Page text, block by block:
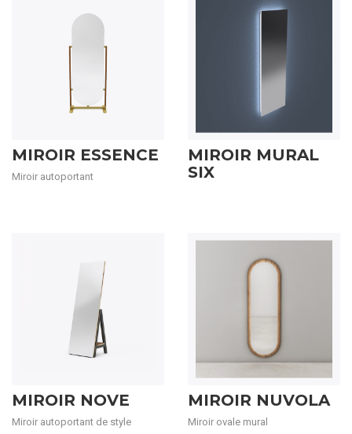
MIROIR ESSENCE
Miroir autoportant
MIROIR MURAL
SIX
MIROIR NOVE
Miroir autoportant de style
MIROIR NUVOLA
Miroir ovale mural